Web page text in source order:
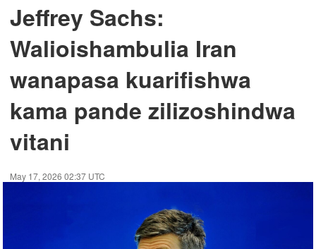
Jeffrey Sachs:
Walioishambulia Iran
wanapasa kuarifishwa
kama pande zilizoshindwa
vitani
May 17, 2026 02:37 UTC